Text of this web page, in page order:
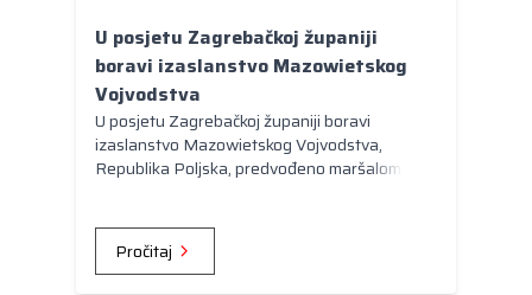
Matija Posavec.
U posjetu Zagrebačkoj županiji
boravi izaslanstvo Mazowietskog
Vojvodstva
U posjetu Zagrebačkoj županiji boravi
izaslanstvo Mazowietskog Vojvodstva,
Republika Poljska, predvođeno maršalom
rezultirala zajedničkim europskim projektima,
posebno u okviru programa Interreg Europe,
Pročitaj